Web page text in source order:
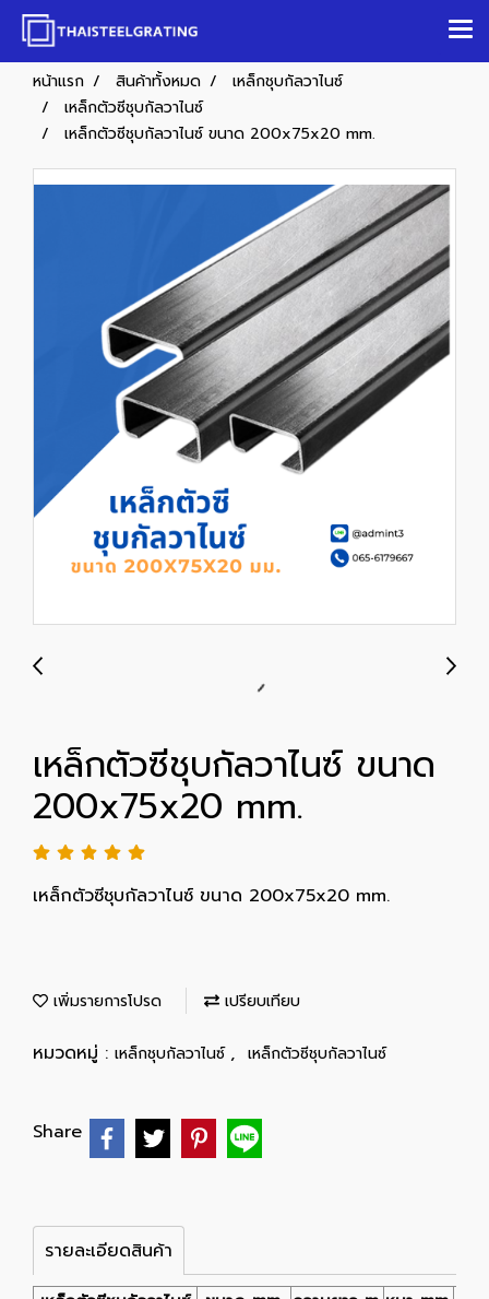
หน้าแรก สินค้าทั้งหมด
เหล็กชุบกัลวาไนซ์
เหล็กตัวซีชุบกัลวาไนซ์
เหล็กตัวซีชุบกัลวาไนซ์ ขนาด 200x75x20 mm.
เหล็กตัวซีชุบกัลวาไนซ์ ขนาด
200x75x20 mm.
เหล็กตัวซีชุบกัลวาไนซ์ ขนาด 200x75x20 mm.
เพิ่มรายการโปรด เปรียบเทียบ
หมวดหมู่ : เหล็กชุบกัลวาไนซ์ , เหล็กตัวซีชุบกัลวาไนซ์
Share
รายละเอียดสินค้า